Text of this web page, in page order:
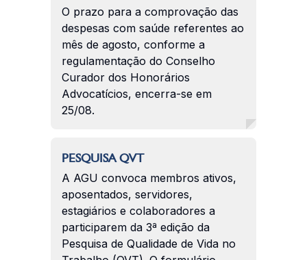
O prazo para a comprovação das
despesas com saúde referentes ao
mês de agosto, conforme a
regulamentação do Conselho
Curador dos Honorários
Advocatícios, encerra-se em
25/08.
PESQUISA QVT
A AGU convoca membros ativos,
aposentados, servidores,
estagiários e colaboradores a
participarem da 3ª edição da
Pesquisa de Qualidade de Vida no